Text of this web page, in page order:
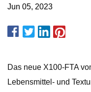
Jun 05, 2023
Das neue X100-FTA
Lebensmittel- und